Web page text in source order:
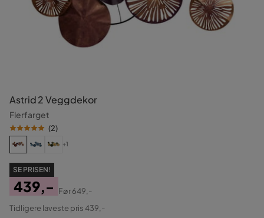
Astrid 2 Veggdekor
Flerfarget
(2)
+1
SE PRISEN!
Pris
439,-
Original
Før649,-
Tidligere laveste pris 439,-